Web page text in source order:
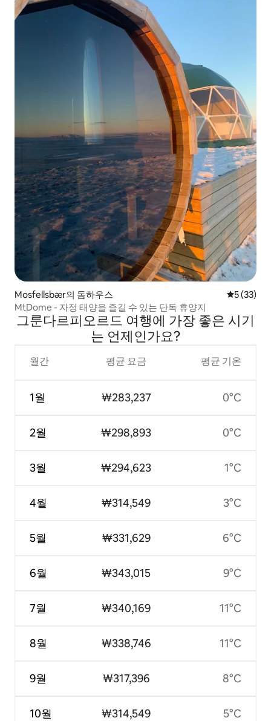
Mosfellsbær의 돔하우스 평점 5점
5 (33)
MtDome - 자정 태양을 즐길 수 있는 단독 휴양지
그룬다르피오르드 여행에 가장 좋은 시기
는 언제인가요?
월간
1월
2월
3월
4월
5월
6월
7월
8월
9월
10월
평균 요금
₩283,237
₩298,893
₩294,623
₩314,549
₩331,629
₩343,015
₩340,169
₩338,746
₩317,396
₩314,549
평균 기온
0°C
0°C
1°C
3°C
6°C
9°C
11°C
11°C
8°C
5°C